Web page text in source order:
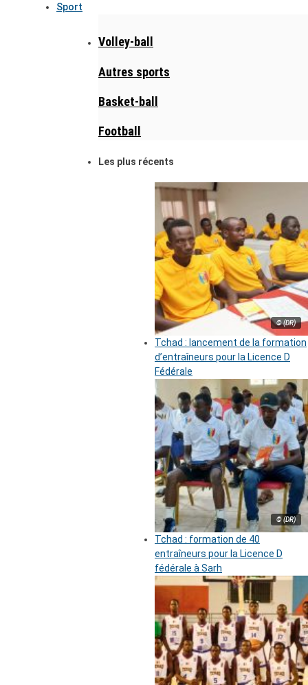
Sport
Volley-ball
Autres sports
Basket-ball
Football
Les plus récents
© (DR)
Tchad : lancement de la formation
d’entraîneurs pour la Licence D
Fédérale
© (DR)
Tchad : formation de 40
entraîneurs pour la Licence D
fédérale à Sarh